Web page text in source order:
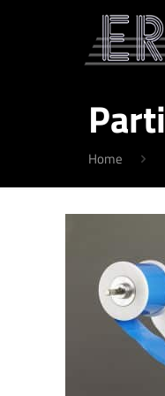
Home